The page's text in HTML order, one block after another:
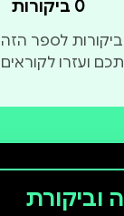
0 ביקורות
ביקורות לספר
ועזרו
וביקורת